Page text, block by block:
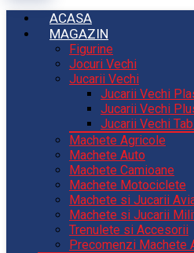
ACASA
MAGAZIN
Figurine
Jocuri Vechi
Jucarii Vechi
Jucarii Vechi
Jucarii Vechi
Jucarii Vechi
Machete Agricole
Machete Auto
Machete Camioane
Machete Motociclete
Machete si Jucarii
Machete si Jucarii
Trenulete si Accesorii
Precomenzi Machete